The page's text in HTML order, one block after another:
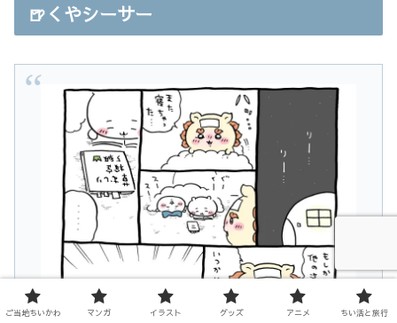
🍺くやシーサー
ご当地ちいかわ マンガ イラスト グッズ アニメ ちい活と旅行